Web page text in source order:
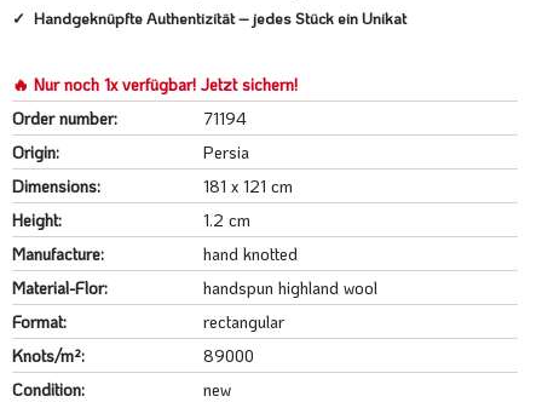
Handgeknüpfte Authentizität – jedes Stück ein Unikat
🔥 Nur noch 1x verfügbar! Jetzt sichern!
Order number:
71194
Origin:
Persia
Dimensions:
181 x 121 cm
Height:
1.2 cm
Manufacture:
hand knotted
Material-Flor:
handspun highland wool
Format:
rectangular
Knots/m²:
89000
Condition:
new